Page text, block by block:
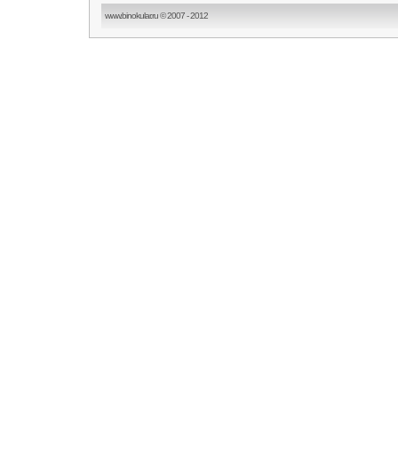
www.binokular.ru © 2007 - 2012